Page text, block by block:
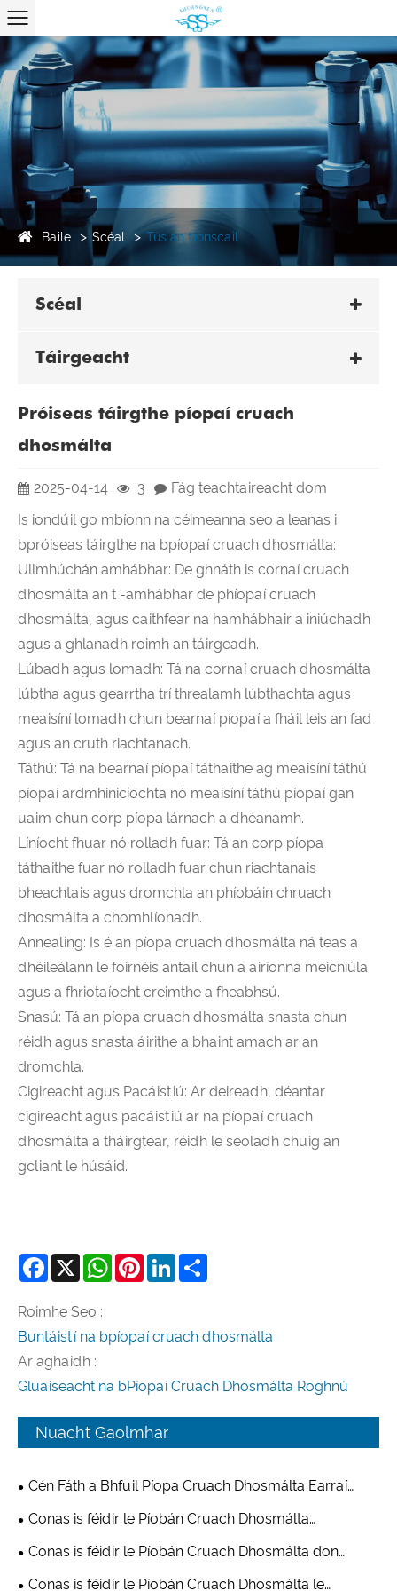
Baile Scéal Tús an tionscail
Scéal
Táirgeacht
Próiseas táirgthe píopaí cruach
dhosmálta
2025-04-14 3
Fág teachtaireacht dom
Is iondúil go mbíonn na céimeanna seo a leanas i
bpróiseas táirgthe na bpíopaí cruach dhosmálta:
Ullmhúchán amhábhar: De ghnáth is cornaí cruach
dhosmálta an t -amhábhar de phíopaí cruach
dhosmálta, agus caithfear na hamhábhair a iniúchadh
agus a ghlanadh roimh an táirgeadh.
Lúbadh agus lomadh: Tá na cornaí cruach dhosmálta
lúbtha agus gearrtha trí threalamh lúbthachta agus
meaisíní lomadh chun bearnaí píopaí a fháil leis an fad
agus an cruth riachtanach.
Táthú: Tá na bearnaí píopaí táthaithe ag meaisíní táthú
píopaí ardmhinicíochta nó meaisíní táthú píopaí gan
uaim chun corp píopa lárnach a dhéanamh.
Líníocht fhuar nó rolladh fuar: Tá an corp píopa
táthaithe fuar nó rolladh fuar chun riachtanais
bheachtais agus dromchla an phíobáin chruach
dhosmálta a chomhlíonadh.
Annealing: Is é an píopa cruach dhosmálta ná teas a
dhéileálann le foirnéis antail chun a airíonna meicniúla
agus a fhriotaíocht creimthe a fheabhsú.
Snasú: Tá an píopa cruach dhosmálta snasta chun
réidh agus snasta áirithe a bhaint amach ar an
dromchla.
Cigireacht agus Pacáistiú: Ar deireadh, déantar
cigireacht agus pacáistiú ar na píopaí cruach
dhosmálta a tháirgtear, réidh le seoladh chuig an
gcliant le húsáid.
Facebook
X WhatsAppPinterestLinkedIn
Roimhe Seo :
Buntáistí na bpíopaí cruach dhosmálta
Ar aghaidh :
Gluaiseacht na bPíopaí Cruach Dhosmálta Roghnú
Nuacht Gaolmhar
Cén Fáth a Bhfuil Píopa Cruach Dhosmálta Earraí
Cistine ag Teacht ar an Ábhar Roghnaithe le haghaidh
Conas is féidir le Píobán Cruach Dhosmálta
Frithsheasmhach in aghaidh Creimeadh Do Threalamh
Fheabhsú
Conas is féidir le Píobán Cruach Dhosmálta don
Tionscal Ceimiceach Sábháilteacht agus Éifeachtúlacht
Conas is féidir le Píobán Cruach Dhosmálta le